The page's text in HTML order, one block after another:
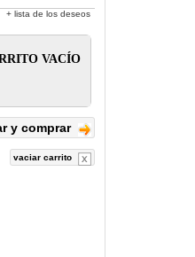
+ lista de los deseos
y comprar
vaciar carrito